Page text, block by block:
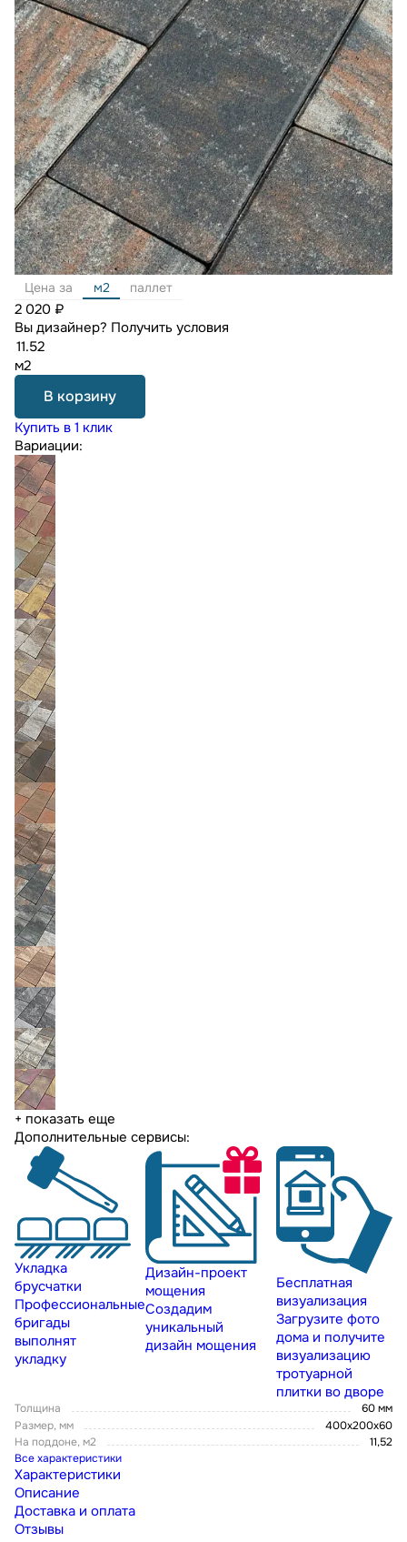
Цена за м2 паллет
2 020 ₽
Вы дизайнер? Получить условия
м2
В корзину
Купить в 1 клик
Вариации:
+ показать еще
Дополнительные сервисы:
Укладка
брусчатки
Профессиональные
бригады
выполнят
укладку
Дизайн-проект
мощения
Создадим
уникальный
дизайн мощения
Бесплатная
визуализация
Загрузите фото
дома и получите
визуализацию
тротуарной
плитки во дворе
Толщина
60 мм
Размер, мм
400х200х60
На поддоне, м2
11,52
Все характеристики
Характеристики
Описание
Доставка и оплата
Отзывы